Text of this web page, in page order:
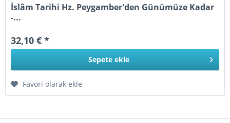
İslâm Tarihi Hz. Peygamber'den Günümüze Kadar
-...
32,10 € *
Sepete ekle
Favori olarak ekle